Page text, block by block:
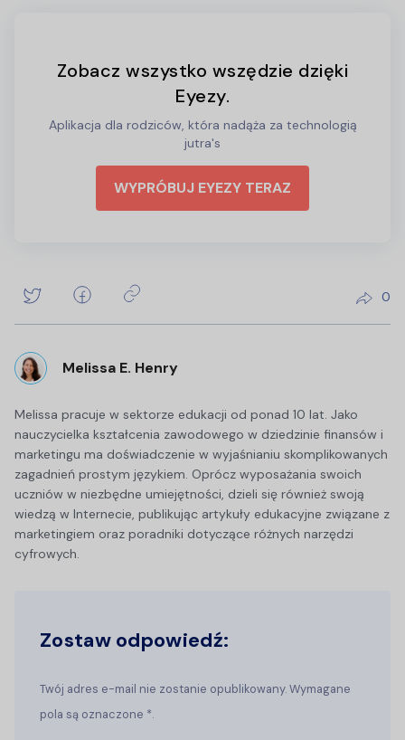
Zobacz wszystko wszędzie dzięki
Eyezy.
Aplikacja dla rodziców, która nadąża za technologią
jutra's
WYPRÓBUJ EYEZY TERAZ
0
Melissa E. Henry
Melissa pracuje w sektorze edukacji od ponad 10 lat. Jako
nauczycielka kształcenia zawodowego w dziedzinie finansów i
marketingu ma doświadczenie w wyjaśnianiu skomplikowanych
zagadnień prostym językiem. Oprócz wyposażania swoich
uczniów w niezbędne umiejętności, dzieli się również swoją
wiedzą w Internecie, publikując artykuły edukacyjne związane z
marketingiem oraz poradniki dotyczące różnych narzędzi
cyfrowych.
Zostaw odpowiedź:
Twój adres e-mail nie zostanie opublikowany. Wymagane
pola są oznaczone *.